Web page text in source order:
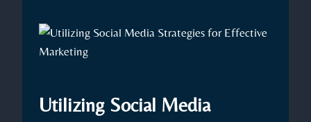
Utilizing Social Media